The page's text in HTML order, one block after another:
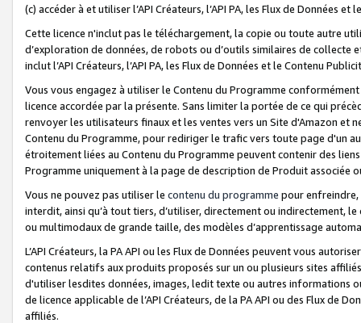
(c) accéder à et utiliser l’API Créateurs, l’API PA, les Flux de Données
Cette licence n'inclut pas le téléchargement, la copie ou toute autre
d’exploration de données, de robots ou d’outils similaires de
inclut l’API Créateurs, l’API PA, les Flux de Données et le Contenu
Vous vous engagez à utiliser le Contenu du Programme
licence accordée par la présente. Sans limiter la portée de ce qui
renvoyer les utilisateurs finaux et les ventes vers un Site d'Amazon et
Contenu du Programme, pour rediriger le trafic vers toute page d'un
étroitement liées au Contenu du Programme peuvent contenir des
Programme uniquement à la page de description de Produit associée
Vous ne pouvez pas utiliser le contenu du programme pour
interdit, ainsi qu’à tout tiers, d’utiliser, directement ou indirectement,
ou multimodaux de grande taille, des modèles d’apprentissage
L’API Créateurs, la PA API ou les Flux de Données peuvent vous
contenus relatifs aux produits proposés sur un ou plusieurs sites
d'utiliser lesdites données, images, ledit texte ou autres informations
de licence applicable de l’API Créateurs, de la PA API ou des Flux de
affiliés.